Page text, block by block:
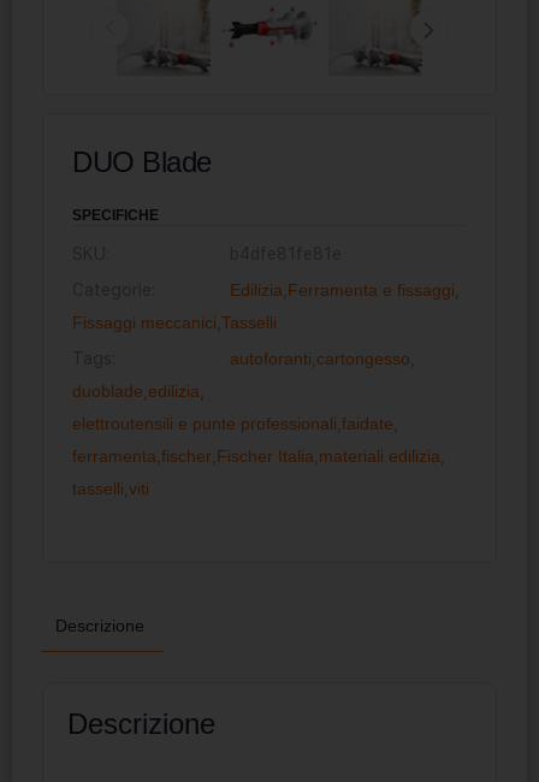
DUO Blade
SPECIFICHE
Edilizia Ferramenta e fissaggi
Fissaggi meccanici Tasselli
autoforanti cartongesso
duoblade edilizia
elettroutensili e punte professionali faidate
ferramenta fischer Fischer Italia materiali edilizia
tasselli viti
Descrizione
Descrizione